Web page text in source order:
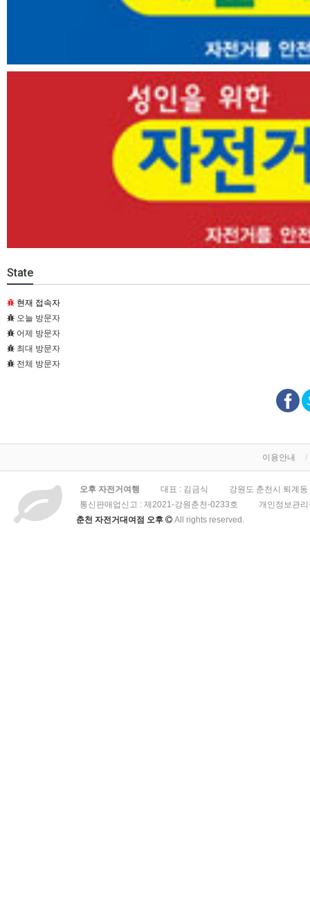
State
현재 접속자
오늘 방문자
어제 방문자
최대 방문자
전체 방문자
이용안내
오후 자전거여행 대표 : 김금식
강원도 춘천시 퇴계
통신판매업신고 : 제2021-강원춘천-0233호
개인정보관
춘천 자전거대여점 오후
All rights reserved.